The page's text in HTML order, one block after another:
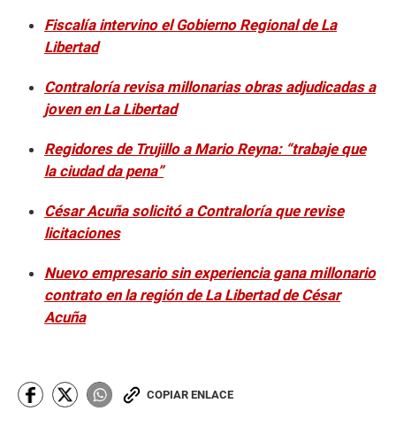
Fiscalía intervino el Gobierno Regional de La
Libertad
Contraloría revisa millonarias obras adjudicadas a
joven en La Libertad
Regidores de Trujillo a Mario Reyna: “trabaje que
la ciudad da pena”
César Acuña solicitó a Contraloría que revise
licitaciones
Nuevo empresario sin experiencia gana millonario
contrato en la región de La Libertad de César
Acuña
COPIAR ENLACE